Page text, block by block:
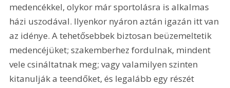
medencékkel, olykor már sportolásra is alkalmas
házi uszodával. Ilyenkor nyáron aztán igazán itt van
az idénye. A tehetősebbek biztosan beüzemeltetik
medencéjüket; szakemberhez fordulnak, mindent
vele csináltatnak meg; vagy valamilyen szinten
kitanulják a teendőket, és legalább egy részét